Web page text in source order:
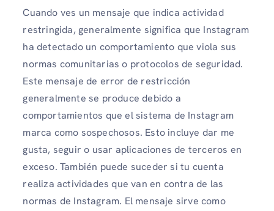
Cuando ves un mensaje que indica actividad
restringida, generalmente significa que Instagram
ha detectado un comportamiento que viola sus
normas comunitarias o protocolos de seguridad.
Este mensaje de error de restricción
generalmente se produce debido a
comportamientos que el sistema de Instagram
marca como sospechosos. Esto incluye dar me
gusta, seguir o usar aplicaciones de terceros en
exceso. También puede suceder si tu cuenta
realiza actividades que van en contra de las
normas de Instagram. El mensaje sirve como